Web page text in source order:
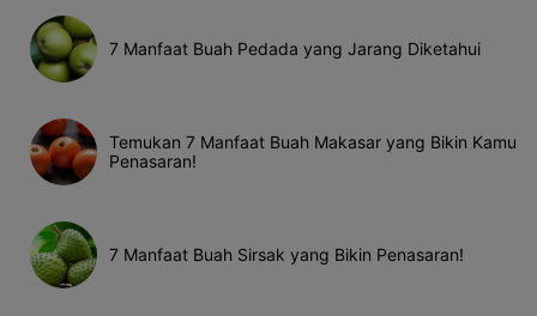
7 Manfaat Buah Pedada yang Jarang Diketahui
Temukan 7 Manfaat Buah Makasar yang Bikin Kamu
Penasaran!
7 Manfaat Buah Sirsak yang Bikin Penasaran!